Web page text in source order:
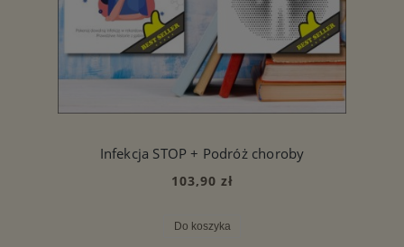
Infekcja STOP + Podróż choroby
103,90 zł
Do koszyka